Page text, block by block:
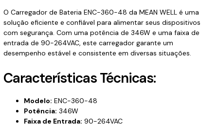
O Carregador de Bateria ENC-360-48 da MEAN WELL é uma
solução eficiente e confiável para alimentar seus dispositivos
com segurança. Com uma potência de 346W e uma faixa de
entrada de 90-264VAC, este carregador garante um
desempenho estável e consistente em diversas situações.
Características Técnicas:
Modelo: ENC-360-48
Potência: 346W
Faixa de Entrada: 90-264VAC